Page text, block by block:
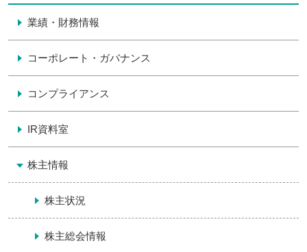
業績・財務情報
コーポレート・ガバナンス
コンプライアンス
IR資料室
株主情報
株主状況
株主総会情報